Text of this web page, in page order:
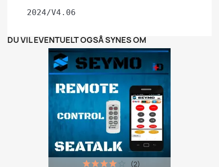
2024/V4.06
DU VIL EVENTUELT OGSÅ SYNES OM
(2)